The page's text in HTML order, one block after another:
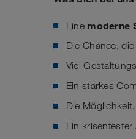
Eine moderne
Die Chance,
Viel
Ein starkes
Die
Ein